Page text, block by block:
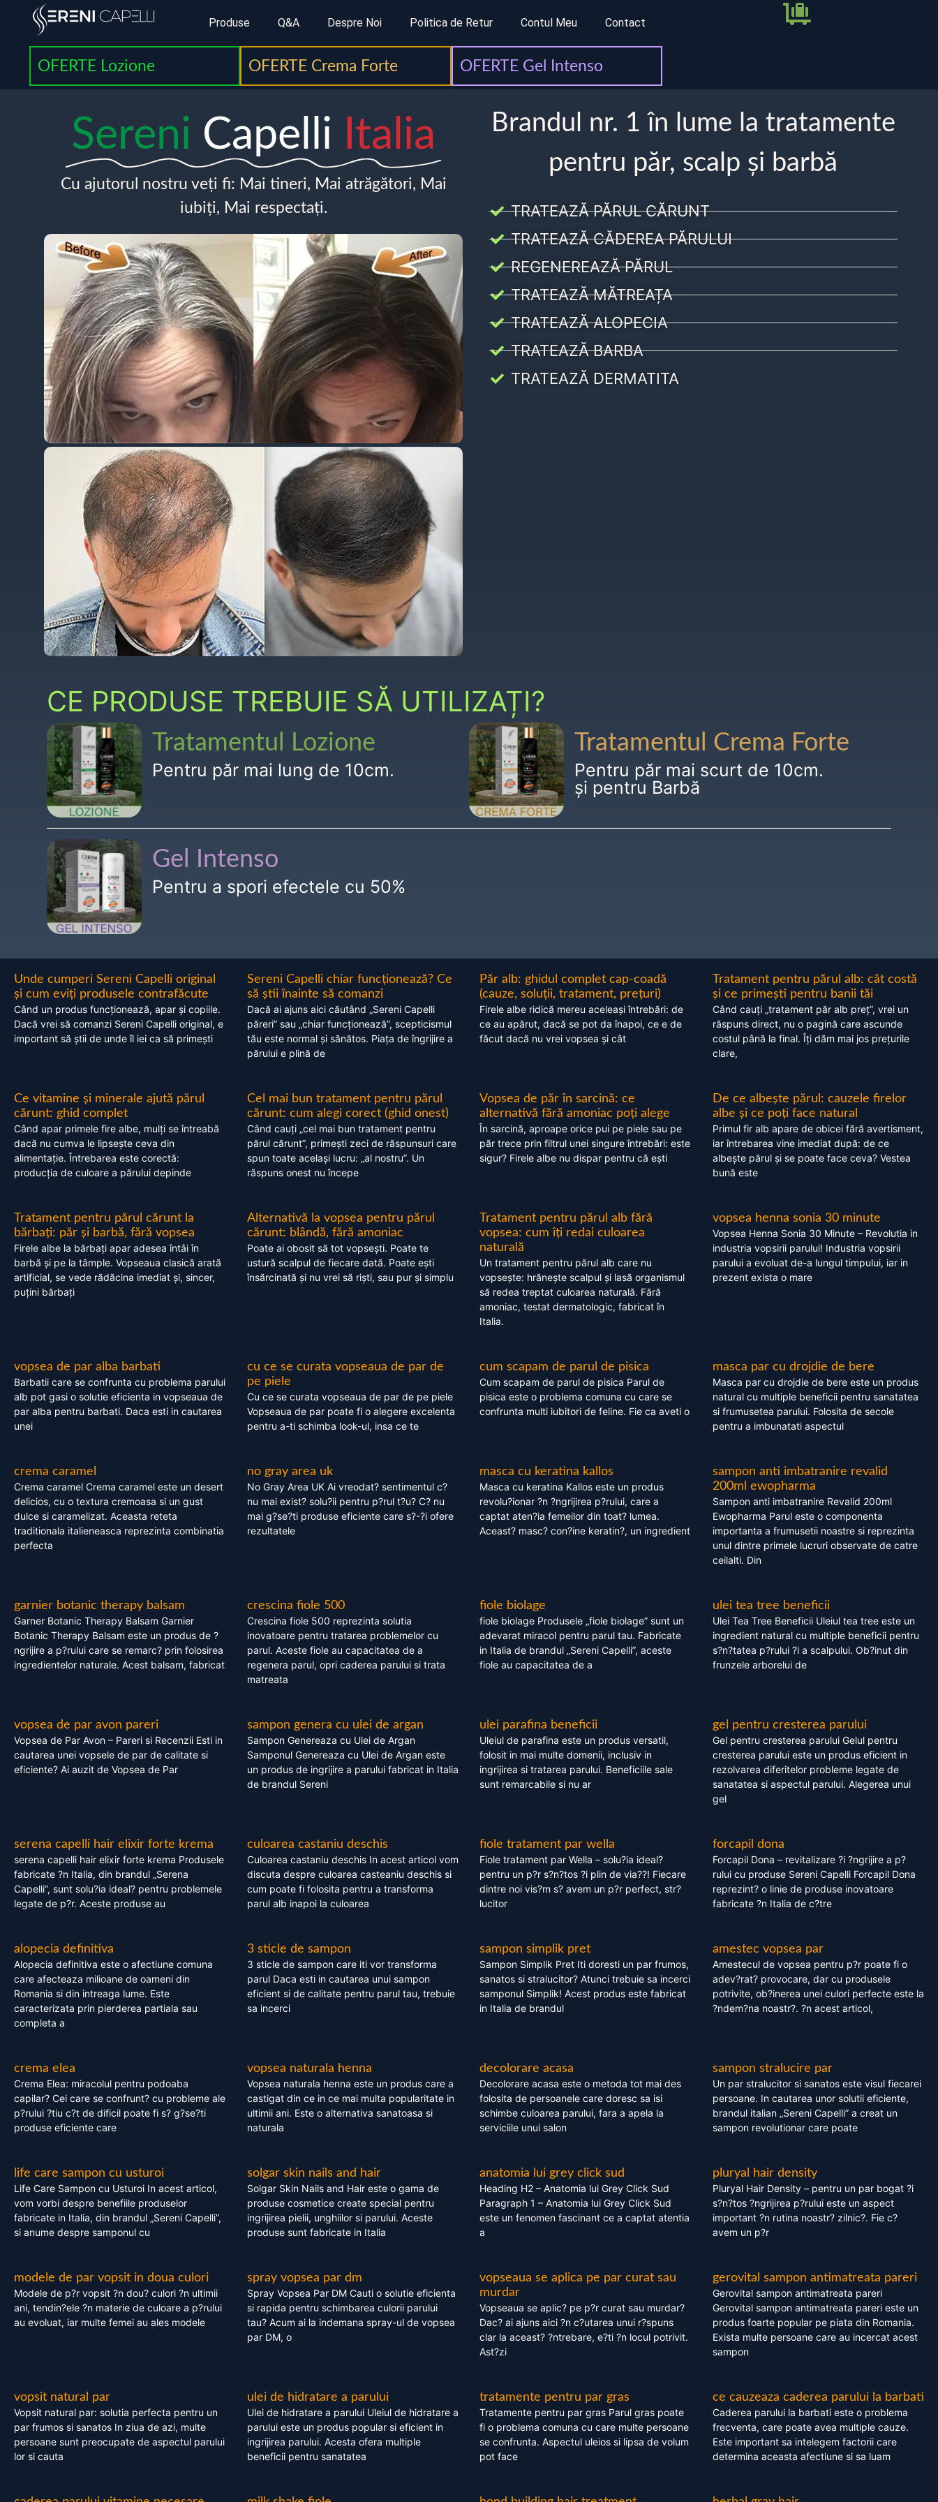
Produse Q&A Despre Noi Politica de Retur Contul Meu Contact
OFERTE Lozione OFERTE Crema Forte OFERTE Gel Intenso
Sereni Capelli Italia
Cu ajutorul nostru veți fi: Mai tineri, Mai atrăgători, Mai
iubiți, Mai respectați.
Brandul nr. 1 în lume la tratamente
pentru păr, scalp și barbă
TRATEAZĂ PĂRUL CĂRUNT
TRATEAZĂ CĂDEREA PĂRULUI
REGENEREAZĂ PĂRUL
TRATEAZĂ MĂTREAȚA
TRATEAZĂ ALOPECIA
TRATEAZĂ BARBA
TRATEAZĂ DERMATITA
CE PRODUSE TREBUIE SĂ UTILIZAȚI?
Tratamentul Lozione
Pentru păr mai lung de 10cm.
Tratamentul Crema Forte
Pentru păr mai scurt de 10cm.
și pentru Barbă
Gel Intenso
Pentru a spori efectele cu 50%
Unde cumperi Sereni Capelli original
și cum eviți produsele contrafăcute
Când un produs funcționează, apar și copiile.
Dacă vrei să comanzi Sereni Capelli original, e
important să știi de unde îl iei ca să primești
Sereni Capelli chiar funcționează? Ce
să știi înainte să comanzi
Dacă ai ajuns aici căutând „Sereni Capelli
păreri” sau „chiar funcționează”, scepticismul
tău este normal și sănătos. Piața de îngrijire a
părului e plină de
Păr alb: ghidul complet cap-coadă
(cauze, soluții, tratament, prețuri)
Firele albe ridică mereu aceleași întrebări: de
ce au apărut, dacă se pot da înapoi, ce e de
făcut dacă nu vrei vopsea și cât
Tratament pentru părul alb: cât costă
și ce primești pentru banii tăi
Când cauți „tratament păr alb preț”, vrei un
răspuns direct, nu o pagină care ascunde
costul până la final. Îți dăm mai jos prețurile
clare,
Ce vitamine și minerale ajută părul
cărunt: ghid complet
Când apar primele fire albe, mulți se întreabă
dacă nu cumva le lipsește ceva din
alimentație. Întrebarea este corectă:
producția de culoare a părului depinde
Cel mai bun tratament pentru părul
cărunt: cum alegi corect (ghid onest)
Când cauți „cel mai bun tratament pentru
părul cărunt”, primești zeci de răspunsuri care
spun toate același lucru: „al nostru”. Un
răspuns onest nu începe
Vopsea de păr în sarcină: ce
alternativă fără amoniac poți alege
În sarcină, aproape orice pui pe piele sau pe
păr trece prin filtrul unei singure întrebări: este
sigur? Firele albe nu dispar pentru că ești
De ce albește părul: cauzele firelor
albe și ce poți face natural
Primul fir alb apare de obicei fără avertisment,
iar întrebarea vine imediat după: de ce
albește părul și se poate face ceva? Vestea
bună este
Tratament pentru părul cărunt la
bărbați: păr și barbă, fără vopsea
Firele albe la bărbați apar adesea întâi în
barbă și pe la tâmple. Vopseaua clasică arată
artificial, se vede rădăcina imediat și, sincer,
puțini bărbați
Alternativă la vopsea pentru părul
cărunt: blândă, fără amoniac
Poate ai obosit să tot vopsești. Poate te
ustură scalpul de fiecare dată. Poate ești
însărcinată și nu vrei să riști, sau pur și simplu
Tratament pentru părul alb fără
vopsea: cum îți redai culoarea
naturală
Un tratament pentru părul alb care nu
vopsește: hrănește scalpul și lasă organismul
să redea treptat culoarea naturală. Fără
amoniac, testat dermatologic, fabricat în
Italia.
vopsea henna sonia 30 minute
Vopsea Henna Sonia 30 Minute – Revolutia in
industria vopsirii parului! Industria vopsirii
parului a evoluat de-a lungul timpului, iar in
prezent exista o mare
vopsea de par alba barbati
Barbatii care se confrunta cu problema parului
alb pot gasi o solutie eficienta in vopseaua de
par alba pentru barbati. Daca esti in cautarea
unei
cu ce se curata vopseaua de par de
pe piele
Cu ce se curata vopseaua de par de pe piele
Vopseaua de par poate fi o alegere excelenta
pentru a-ti schimba look-ul, insa ce te
cum scapam de parul de pisica
Cum scapam de parul de pisica Parul de
pisica este o problema comuna cu care se
confrunta multi iubitori de feline. Fie ca aveti o
masca par cu drojdie de bere
Masca par cu drojdie de bere este un produs
natural cu multiple beneficii pentru sanatatea
si frumusetea parului. Folosita de secole
pentru a imbunatati aspectul
crema caramel
Crema caramel Crema caramel este un desert
delicios, cu o textura cremoasa si un gust
dulce si caramelizat. Aceasta reteta
traditionala italieneasca reprezinta combinatia
perfecta
no gray area uk
No Gray Area UK Ai vreodat? sentimentul c?
nu mai exist? solu?ii pentru p?rul t?u? C? nu
mai g?se?ti produse eficiente care s?-?i ofere
rezultatele
masca cu keratina kallos
Masca cu keratina Kallos este un produs
revolu?ionar ?n ?ngrijirea p?rului, care a
captat aten?ia femeilor din toat? lumea.
Aceast? masc? con?ine keratin?, un ingredient
sampon anti imbatranire revalid
200ml ewopharma
Sampon anti imbatranire Revalid 200ml
Ewopharma Parul este o componenta
importanta a frumusetii noastre si reprezinta
unul dintre primele lucruri observate de catre
ceilalti. Din
garnier botanic therapy balsam
Garner Botanic Therapy Balsam Garnier
Botanic Therapy Balsam este un produs de ?
ngrijire a p?rului care se remarc? prin folosirea
ingredientelor naturale. Acest balsam, fabricat
crescina fiole 500
Crescina fiole 500 reprezinta solutia
inovatoare pentru tratarea problemelor cu
parul. Aceste fiole au capacitatea de a
regenera parul, opri caderea parului si trata
matreata
fiole biolage
fiole biolage Produsele „fiole biolage” sunt un
adevarat miracol pentru parul tau. Fabricate
in Italia de brandul „Sereni Capelli”, aceste
fiole au capacitatea de a
ulei tea tree beneficii
Ulei Tea Tree Beneficii Uleiul tea tree este un
ingredient natural cu multiple beneficii pentru
s?n?tatea p?rului ?i a scalpului. Ob?inut din
frunzele arborelui de
vopsea de par avon pareri
Vopsea de Par Avon – Pareri si Recenzii Esti in
cautarea unei vopsele de par de calitate si
eficiente? Ai auzit de Vopsea de Par
sampon genera cu ulei de argan
Sampon Genereaza cu Ulei de Argan
Samponul Genereaza cu Ulei de Argan este
un produs de ingrijire a parului fabricat in Italia
de brandul Sereni
ulei parafina beneficii
Uleiul de parafina este un produs versatil,
folosit in mai multe domenii, inclusiv in
ingrijirea si tratarea parului. Beneficiile sale
sunt remarcabile si nu ar
gel pentru cresterea parului
Gel pentru cresterea parului Gelul pentru
cresterea parului este un produs eficient in
rezolvarea diferitelor probleme legate de
sanatatea si aspectul parului. Alegerea unui
gel
serena capelli hair elixir forte krema
serena capelli hair elixir forte krema Produsele
fabricate ?n Italia, din brandul „Serena
Capelli”, sunt solu?ia ideal? pentru problemele
legate de p?r. Aceste produse au
culoarea castaniu deschis
Culoarea castaniu deschis In acest articol vom
discuta despre culoarea casteaniu deschis si
cum poate fi folosita pentru a transforma
parul alb inapoi la culoarea
fiole tratament par wella
Fiole tratament par Wella – solu?ia ideal?
pentru un p?r s?n?tos ?i plin de via??! Fiecare
dintre noi vis?m s? avem un p?r perfect, str?
lucitor
forcapil dona
Forcapil Dona – revitalizare ?i ?ngrijire a p?
rului cu produse Sereni Capelli Forcapil Dona
reprezint? o linie de produse inovatoare
fabricate ?n Italia de c?tre
alopecia definitiva
Alopecia definitiva este o afectiune comuna
care afecteaza milioane de oameni din
Romania si din intreaga lume. Este
caracterizata prin pierderea partiala sau
completa a
3 sticle de sampon
3 sticle de sampon care iti vor transforma
parul Daca esti in cautarea unui sampon
eficient si de calitate pentru parul tau, trebuie
sa incerci
sampon simplik pret
Sampon Simplik Pret Iti doresti un par frumos,
sanatos si stralucitor? Atunci trebuie sa incerci
samponul Simplik! Acest produs este fabricat
in Italia de brandul
amestec vopsea par
Amestecul de vopsea pentru p?r poate fi o
adev?rat? provocare, dar cu produsele
potrivite, ob?inerea unei culori perfecte este la
?ndem?na noastr?. ?n acest articol,
crema elea
Crema Elea: miracolul pentru podoaba
capilar? Cei care se confrunt? cu probleme ale
p?rului ?tiu c?t de dificil poate fi s? g?se?ti
produse eficiente care
vopsea naturala henna
Vopsea naturala henna este un produs care a
castigat din ce in ce mai multa popularitate in
ultimii ani. Este o alternativa sanatoasa si
naturala
decolorare acasa
Decolorare acasa este o metoda tot mai des
folosita de persoanele care doresc sa isi
schimbe culoarea parului, fara a apela la
serviciile unui salon
sampon stralucire par
Un par stralucitor si sanatos este visul fiecarei
persoane. In cautarea unor solutii eficiente,
brandul italian „Sereni Capelli” a creat un
sampon revolutionar care poate
life care sampon cu usturoi
Life Care Sampon cu Usturoi In acest articol,
vom vorbi despre benefiile produselor
fabricate in Italia, din brandul „Sereni Capelli”,
si anume despre samponul cu
solgar skin nails and hair
Solgar Skin Nails and Hair este o gama de
produse cosmetice create special pentru
ingrijirea pielii, unghiilor si parului. Aceste
produse sunt fabricate in Italia
anatomia lui grey click sud
Heading H2 – Anatomia lui Grey Click Sud
Paragraph 1 – Anatomia lui Grey Click Sud
este un fenomen fascinant ce a captat atentia
a
pluryal hair density
Pluryal Hair Density – pentru un par bogat ?i
s?n?tos ?ngrijirea p?rului este un aspect
important ?n rutina noastr? zilnic?. Fie c?
avem un p?r
modele de par vopsit in doua culori
Modele de p?r vopsit ?n dou? culori ?n ultimii
ani, tendin?ele ?n materie de culoare a p?rului
au evoluat, iar multe femei au ales modele
spray vopsea par dm
Spray Vopsea Par DM Cauti o solutie eficienta
si rapida pentru schimbarea culorii parului
tau? Acum ai la indemana spray-ul de vopsea
par DM, o
vopseaua se aplica pe par curat sau
murdar
Vopseaua se aplic? pe p?r curat sau murdar?
Dac? ai ajuns aici ?n c?utarea unui r?spuns
clar la aceast? ?ntrebare, e?ti ?n locul potrivit.
Ast?zi
gerovital sampon antimatreata pareri
Gerovital sampon antimatreata pareri
Gerovital sampon antimatreata pareri este un
produs foarte popular pe piata din Romania.
Exista multe persoane care au incercat acest
sampon
vopsit natural par
Vopsit natural par: solutia perfecta pentru un
par frumos si sanatos In ziua de azi, multe
persoane sunt preocupate de aspectul parului
lor si cauta
ulei de hidratare a parului
Ulei de hidratare a parului Uleiul de hidratare a
parului este un produs popular si eficient in
ingrijirea parului. Acesta ofera multiple
beneficii pentru sanatatea
tratamente pentru par gras
Tratamente pentru par gras Parul gras poate
fi o problema comuna cu care multe persoane
se confrunta. Aspectul uleios si lipsa de volum
pot face
ce cauzeaza caderea parului la barbati
Caderea parului la barbati este o problema
frecventa, care poate avea multiple cauze.
Este important sa intelegem factorii care
determina aceasta afectiune si sa luam